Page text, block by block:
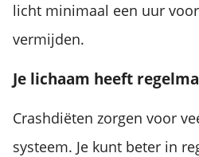
licht minimaal een uur
vermijden.
Je lichaam heeft
Crashdiëten zorgen voor
systeem. Je kunt beter in